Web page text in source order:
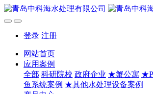
登录 注册
网站首页
应用案例
全部 科研院校 政府企业 ★蟹公寓
鱼系统案例 ★其他水处理设备案例